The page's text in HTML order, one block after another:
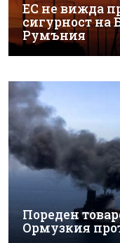
ЕС не вижда
сигурност на
Румъния
Пореден
Ормузкия